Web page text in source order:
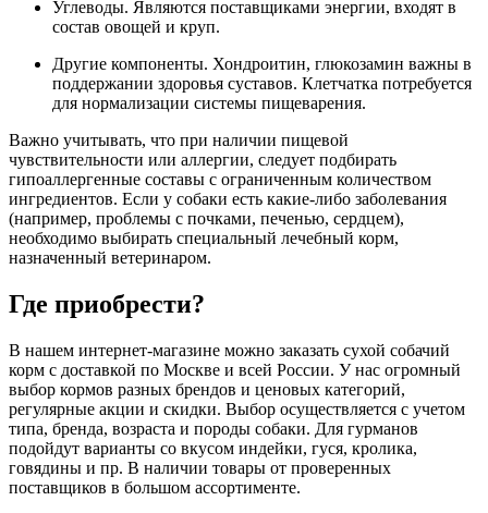
Углеводы. Являются поставщиками энергии, входят в
состав овощей и круп.
Другие компоненты. Хондроитин, глюкозамин важны в
поддержании здоровья суставов. Клетчатка потребуется
для нормализации системы пищеварения.
Важно учитывать, что при наличии пищевой
чувствительности или аллергии, следует подбирать
гипоаллергенные составы с ограниченным количеством
ингредиентов. Если у собаки есть какие-либо заболевания
(например, проблемы с почками, печенью, сердцем),
необходимо выбирать специальный лечебный корм,
назначенный ветеринаром.
Где приобрести?
В нашем интернет-магазине можно заказать сухой собачий
корм с доставкой по Москве и всей России. У нас огромный
выбор кормов разных брендов и ценовых категорий,
регулярные акции и скидки. Выбор осуществляется с учетом
типа, бренда, возраста и породы собаки. Для гурманов
подойдут варианты со вкусом индейки, гуся, кролика,
говядины и пр. В наличии товары от проверенных
поставщиков в большом ассортименте.